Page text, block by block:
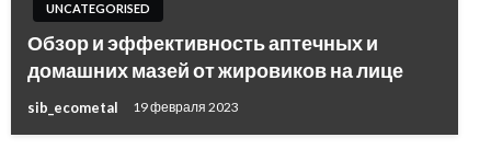
UNCATEGORISED
Обзор и эффективность аптечных и
домашних мазей от жировиков на лице
sib_ecometal 19 февраля 2023